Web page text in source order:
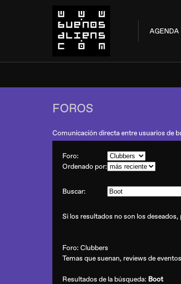
AGENDA
FOROS
Comunicación directa entre usuarios de
Foro:
Ordenado por:
Buscar:
Si los resultados no son los
Foro: Clubbers
Temas que suenan, reviews de
Resultados de la búsqueda: Boot